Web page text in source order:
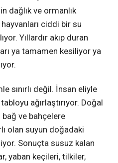
dağlık ve ormanlık
ciddi bir su
Yıllardır akıp duran
ya tamamen kesiliyor ya
sınırlı değil. İnsan eliyle
ağırlaştırıyor. Doğal
bağ ve bahçelere
olan suyun doğadaki
Sonuçta susuz kalan
yaban keçileri, tilkiler,